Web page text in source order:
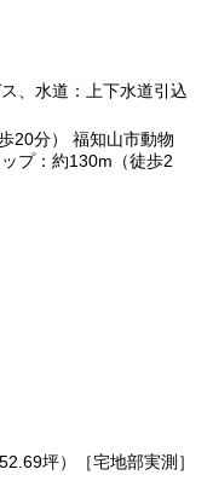
、水道：上下水道引込
20分） 福知山市動物
プ：約130m（徒歩2
坪）［宅地部実測］